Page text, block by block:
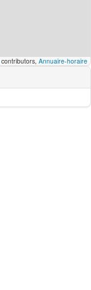
contributors, Annuaire-horaire